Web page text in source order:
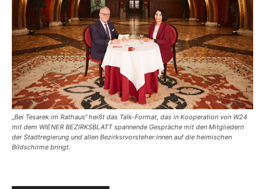
„Bei Tesarek im Rathaus“ heißt das Talk-Format, das in Kooperation von W24
mit dem WIENER BEZIRKSBLATT spannende Gespräche mit den Mitgliedern
der Stadtregierung und allen Bezirksrvorsteher:innen auf die heimischen
Bildschirme bringt.